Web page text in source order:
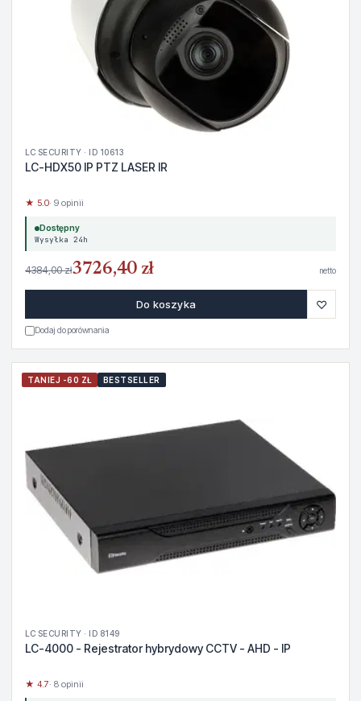
LC SECURITY · ID 10613
LC-HDX50 IP PTZ LASER IR
★ 5.0· 9 opinii
Dostępny
Wysyłka 24h
4384,00 zł3726,40 zł netto
Do koszyka ♡
Dodaj do porównania
TANIEJ -60 ZŁ BESTSELLER
LC SECURITY · ID 8149
LC-4000 - Rejestrator hybrydowy CCTV - AHD - IP
★ 4.7· 8 opinii